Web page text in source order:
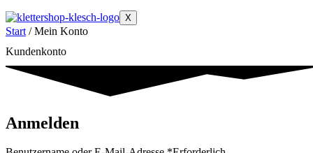
X
Start/ Mein Konto
Kundenkonto
Anmelden